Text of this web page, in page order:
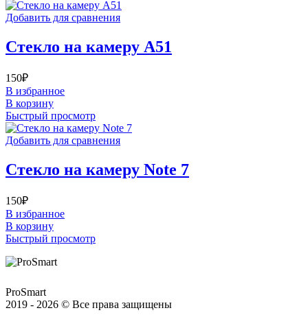
Добавить для сравнения
Стекло на камеру A51
150₽
В избранное
В корзину
Быстрый просмотр
Добавить для сравнения
Стекло на камеру Note 7
150₽
В избранное
В корзину
Быстрый просмотр
ProSmart
2019 - 2026 © Все права защищены